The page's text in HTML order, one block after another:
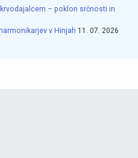
– poklon srčnosti in
v Hinjah 11. 07. 2026